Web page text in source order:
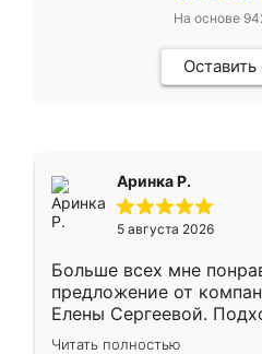
На основе
Оставить
Аринка Р.
5 августа 2026
Больше всех мне
предложение от
Елены Сергеевой.
короткие сроки
Читать полностью